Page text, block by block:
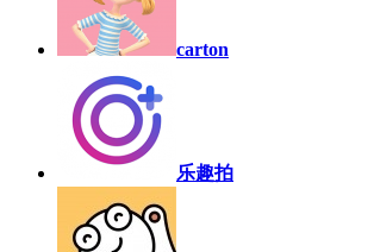
carton
乐趣拍